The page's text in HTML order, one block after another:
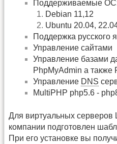
Поддерживаемые
Debian 11,12
Ubuntu 20.04,
Поддержка русского
Управление сайтами
Управление базами
PhpMyAdmin а также
Управление DNS
MultiPHP php5.6 -
Для виртуальных серверов
компании подготовлен
При его установке вы